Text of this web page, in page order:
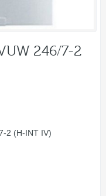
246/7-2
2 (H-INT IV)